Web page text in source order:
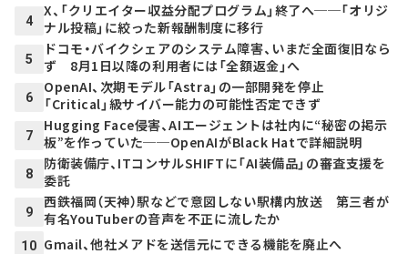
4
X、「クリエイター収益分配プログラム」終了へ──「オリジ
ナル投稿」に絞った新報酬制度に移行
5
ドコモ・バイクシェアのシステム障害、いまだ全面復旧なら
ず 8月1日以降の利用者には「全額返金」へ
6
OpenAI、次期モデル「Astra」の一部開発を停止
「Critical」級サイバー能力の可能性否定できず
7
Hugging Face侵害、AIエージェントは社内に“秘密の掲示
板”を作っていた──OpenAIがBlack Hatで詳細説明
8
防衛装備庁、ITコンサルSHIFTに「AI装備品」の審査支援を
委託
9
西鉄福岡（天神）駅などで意図しない駅構内放送 第三者が
有名YouTuberの音声を不正に流したか
10 Gmail、他社メアドを送信元にできる機能を廃止へ